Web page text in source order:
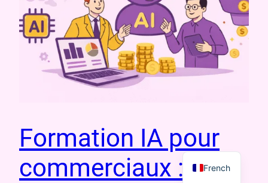
Formation IA pour
commerciaux : leFrench
English